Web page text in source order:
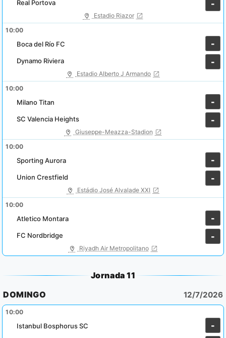
-
Real Portova
Estadio Riazor
10:00
Boca del Río FC
-
-
Dynamo Riviera
Estadio Alberto J Armando
10:00
Milano Titan
-
-
SC Valencia Heights
Giuseppe-Meazza-Stadion
10:00
Sporting Aurora
-
-
Union Crestfield
Estádio José Alvalade XXI
10:00
Atletico Montara
-
-
FC Nordbridge
Riyadh Air Metropolitano
Jornada 11
DOMINGO
12/7/2026
10:00
Istanbul Bosphorus SC
-